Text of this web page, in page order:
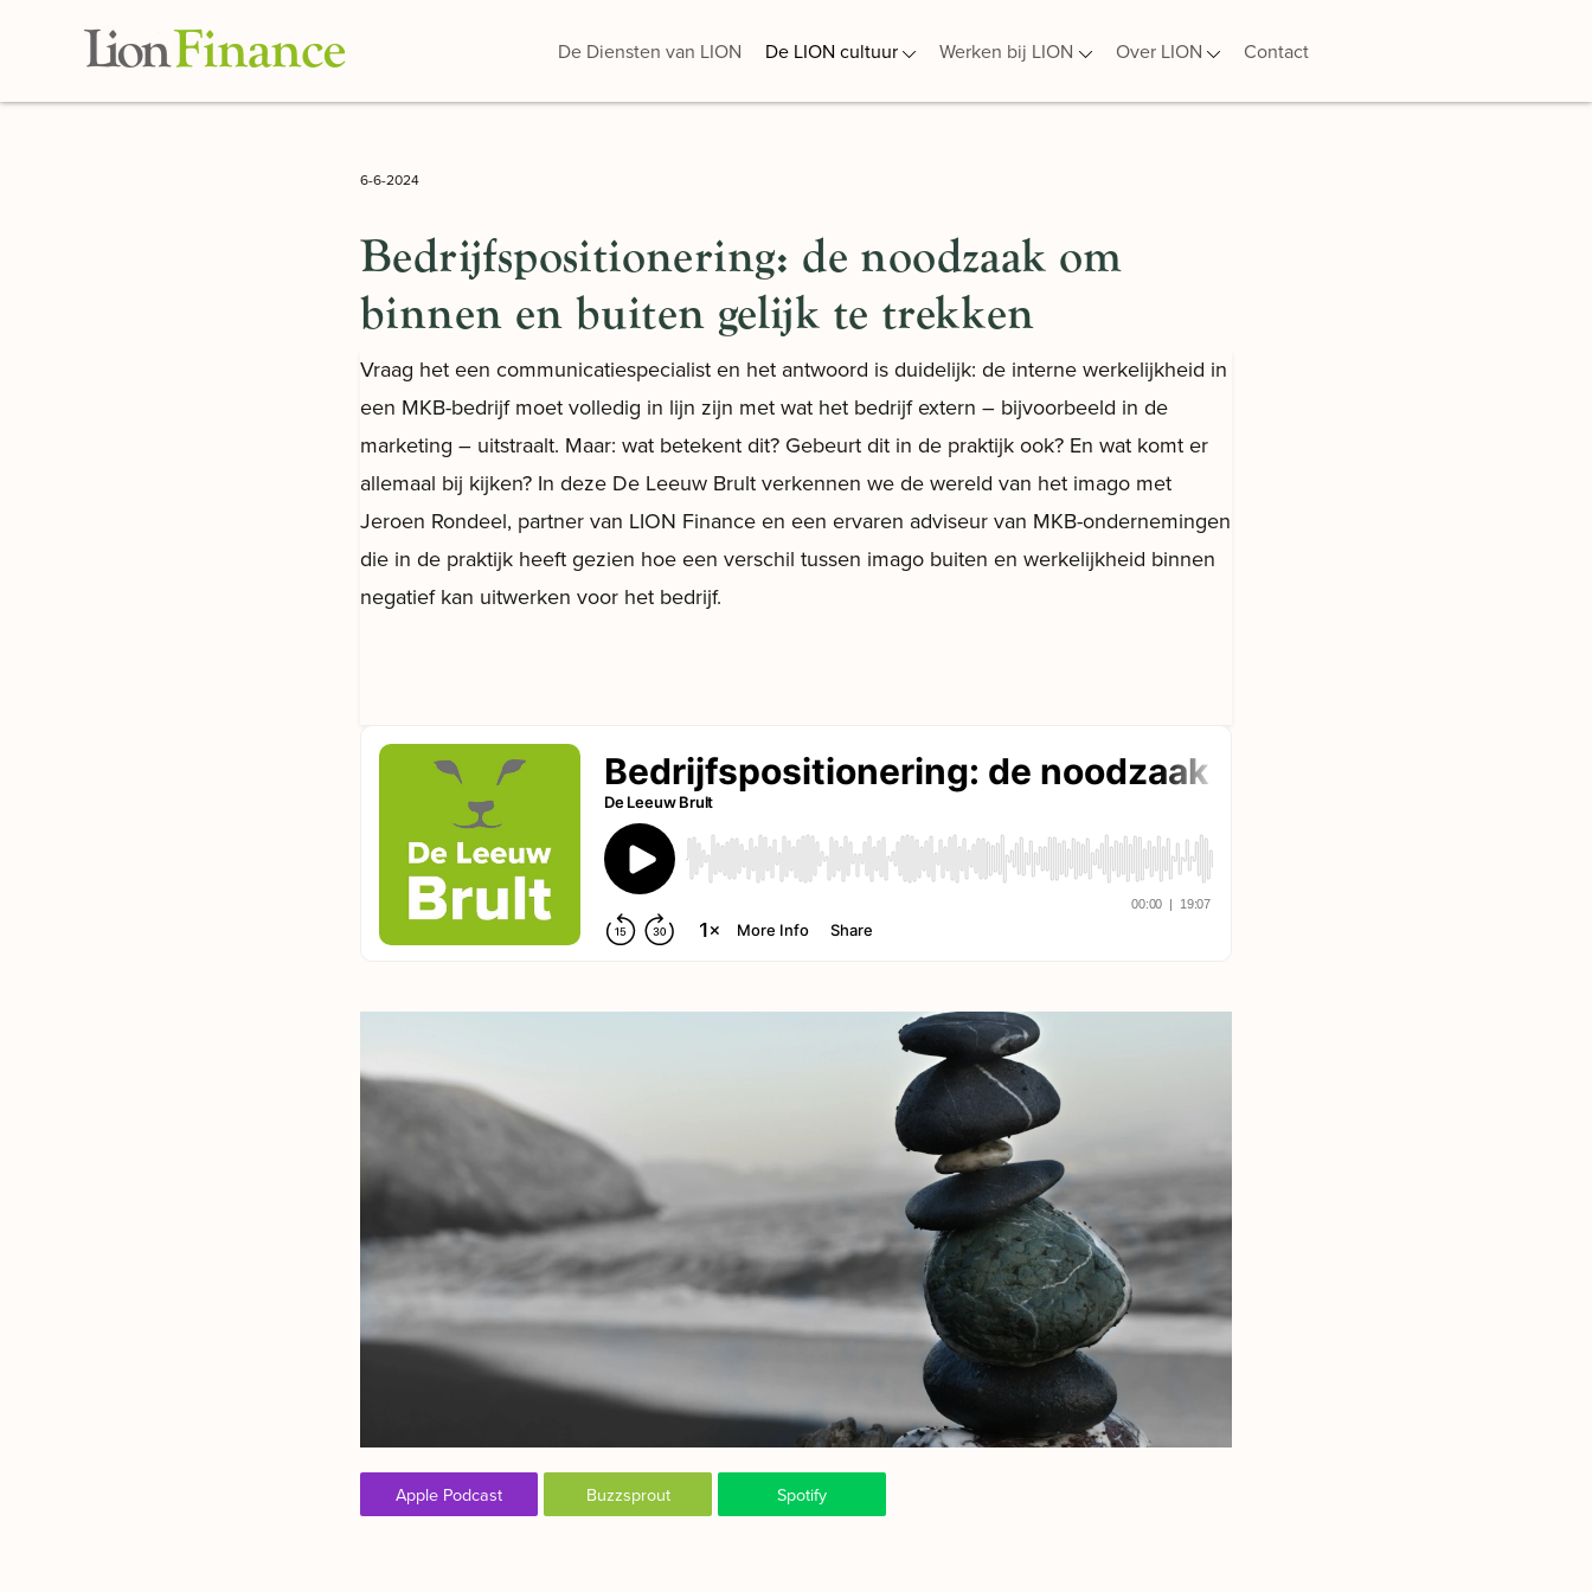
De Diensten van LION De LION cultuur Werken bij LION Over LION Contact
6-6-2024
Bedrijfspositionering: de noodzaak om
binnen en buiten gelijk te trekken
Vraag het een communicatiespecialist en het antwoord is duidelijk: de interne werkelijkheid in
een MKB-bedrijf moet volledig in lijn zijn met wat het bedrijf extern – bijvoorbeeld in de
marketing – uitstraalt. Maar: wat betekent dit? Gebeurt dit in de praktijk ook? En wat komt er
allemaal bij kijken? In deze De Leeuw Brult verkennen we de wereld van het imago met
Jeroen Rondeel, partner van LION Finance en een ervaren adviseur van MKB-ondernemingen
die in de praktijk heeft gezien hoe een verschil tussen imago buiten en werkelijkheid binnen
negatief kan uitwerken voor het bedrijf.
Apple Podcast Buzzsprout Spotify